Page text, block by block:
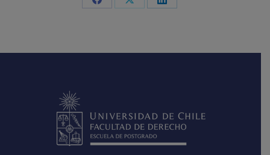
Share Share Share